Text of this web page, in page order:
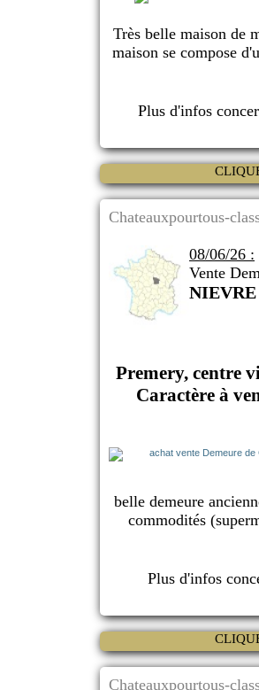
Très belle maison de
maison se compose
Plus d'infos
Chateauxpourtous-
08/06/26 :
Vente
NIEVRE
Premery, centre
Caractère à
belle demeure
commodités
Plus d'infos
Chateauxpourtous-